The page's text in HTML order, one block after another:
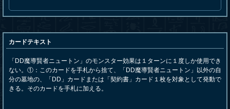
カードテキスト
「DD魔導賢者ニュートン」のモンスター効果は１ターンに１度しか使用でき
ない。①：このカードを手札から捨て、「DD魔導賢者ニュートン」以外の自
分の墓地の、「DD」カードまたは「契約書」カード１枚を対象として発動で
きる。そのカードを手札に加える。